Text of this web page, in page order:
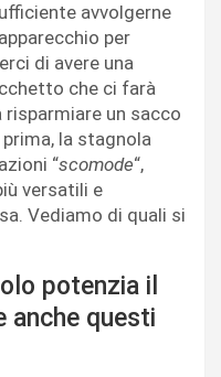
avvolgerne
per
di avere una
che ci farà
un sacco
la stagnola
“scomode“,
versatili e
Vediamo di quali si
potenzia il
anche questi